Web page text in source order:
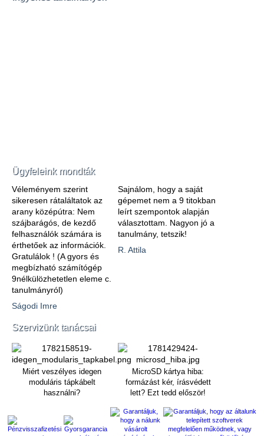
Ügyfeleink mondták
Véleményem szerint
sikeresen rátaláltatok az
arany középútra: Nem
szájbarágós, de kezdő
felhasználók számára is
érthetőek az információk.
Gratulálok ! (A gyors és
megbízható számítógép
9nélkülözhetetlen eleme c.
tanulmányról)
Ságodi Imre
Sajnálom, hogy a saját
gépemet nem a 9 titokban
leírt szempontok alapján
választottam. Nagyon jó a
tanulmány, tetszik!
R. Attila
Szervizünk tanácsai
Miért veszélyes idegen
moduláris tápkábelt
használni?
MicroSD kártya hiba:
formázást kér, írásvédett
lett? Ezt tedd először!